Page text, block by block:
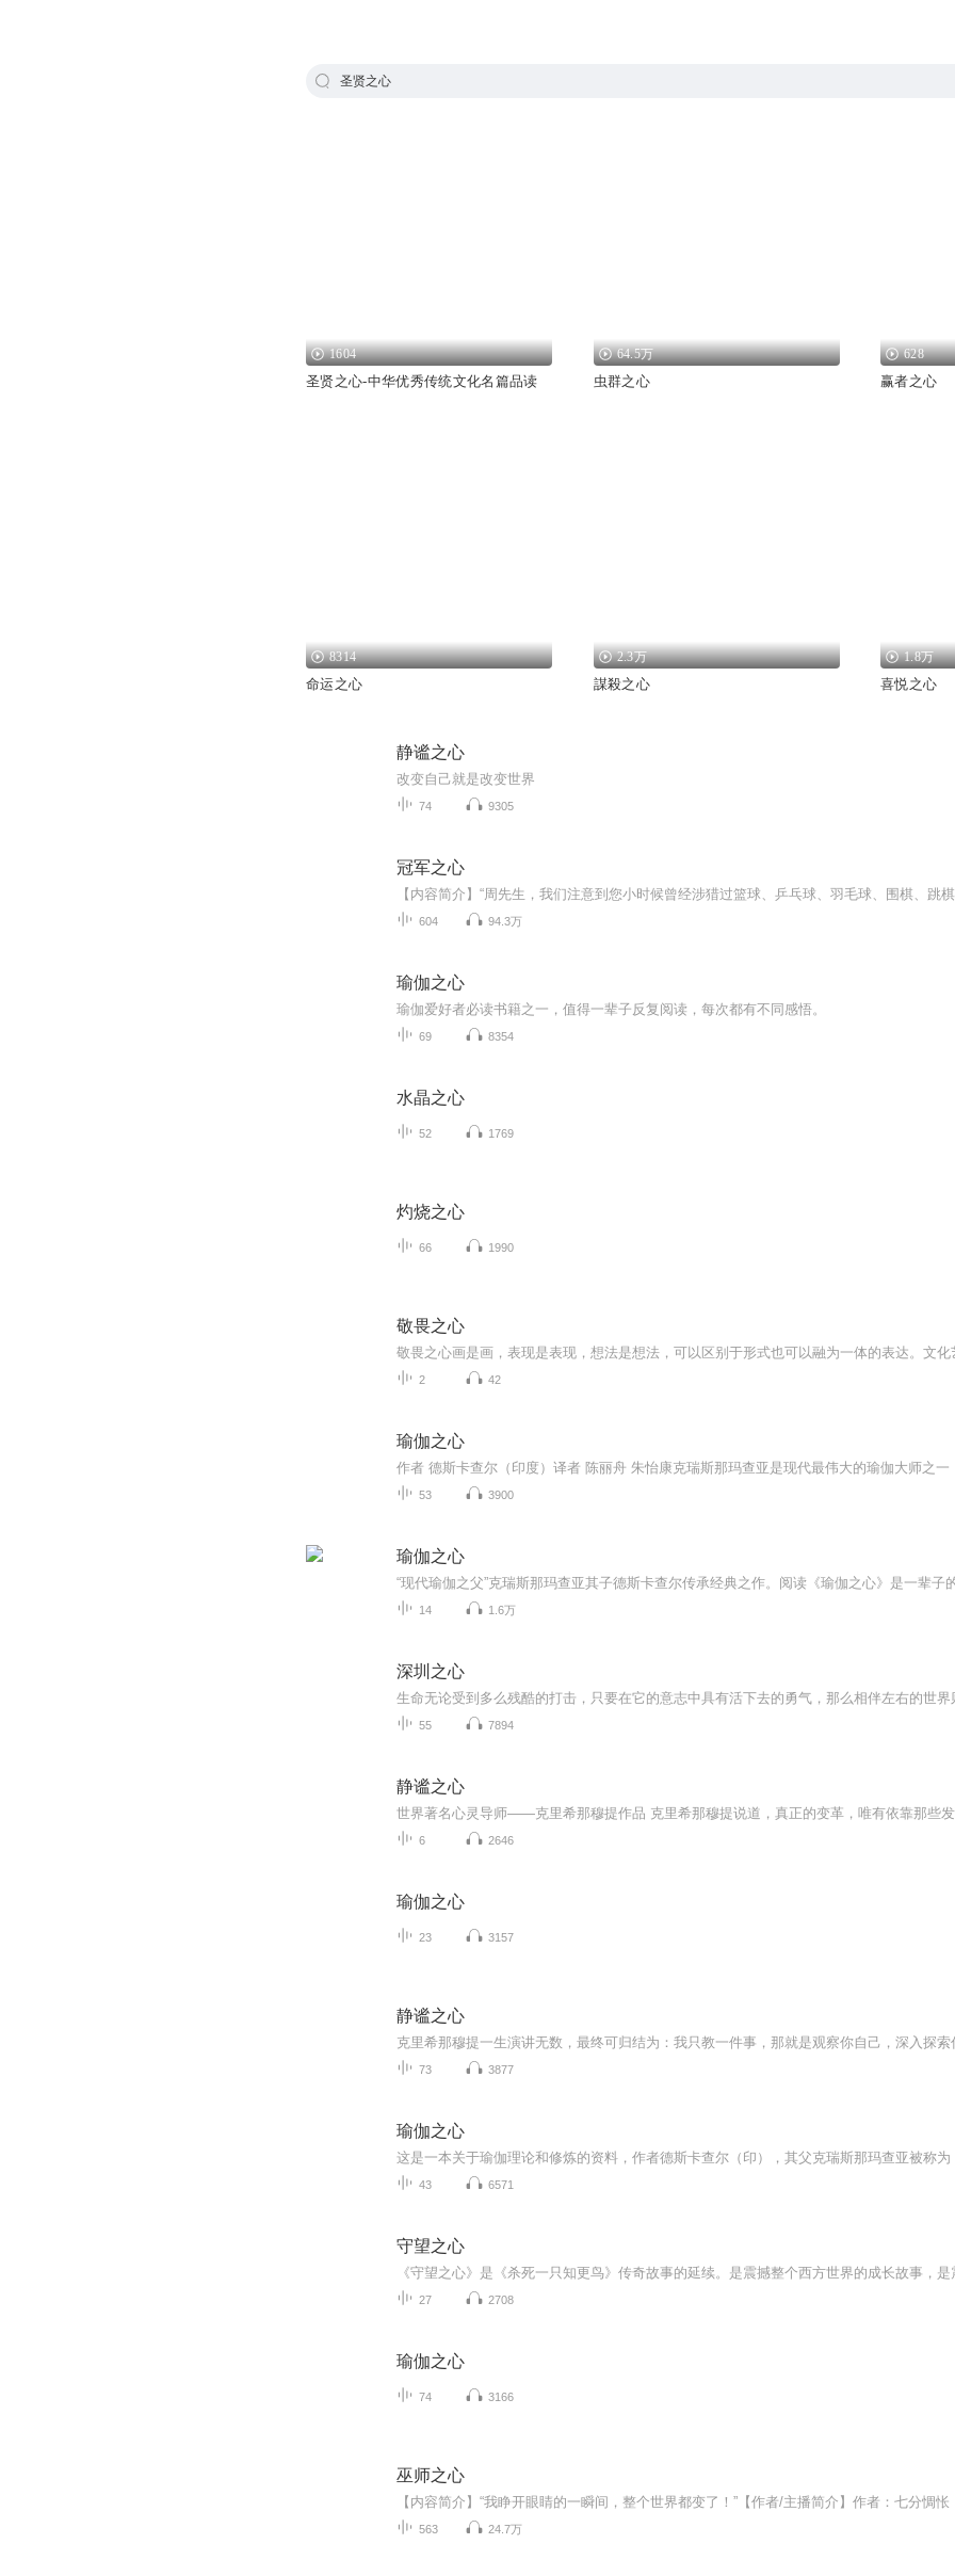
圣贤之心
1604
圣贤之心-中华优秀传统文化名篇品读
64.5万
虫群之心
628
赢者之心
8314
命运之心
2.3万
謀殺之心
1.8万
喜悦之心
静谧之心
改变自己就是改变世界
74 9305
冠军之心
604 94.3万
瑜伽之心
瑜伽爱好者必读书籍之一，值得一辈子反复阅读，每次都有不同感悟。
69 8354
水晶之心
52 1769
灼烧之心
66 1990
敬畏之心
2 42
瑜伽之心
53 3900
瑜伽之心
14 1.6万
深圳之心
55 7894
静谧之心
6 2646
瑜伽之心
23 3157
静谧之心
克里希那穆提一生演讲无数，最终可归结为：我只教一件事，那就是观察你自己，深入探索
73 3877
瑜伽之心
43 6571
守望之心
27 2708
瑜伽之心
74 3166
巫师之心
563 24.7万